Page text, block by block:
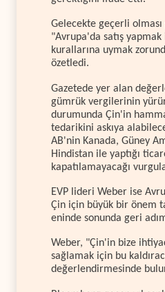
Gelecekte geçerli olması
"Avrupa'da satış
kurallarına uymak
özetledi.
Gazetede yer alan
gümrük vergilerinin
durumunda Çin'in
tedarikini askıya
AB'nin Kanada, Güney
Hindistan ile yaptığı
kapatılamayacağı
EVP lideri Weber ise
Çin için büyük bir önem
eninde sonunda geri
Weber, "Çin'in bize
sağlamak için bu
değerlendirmesinde